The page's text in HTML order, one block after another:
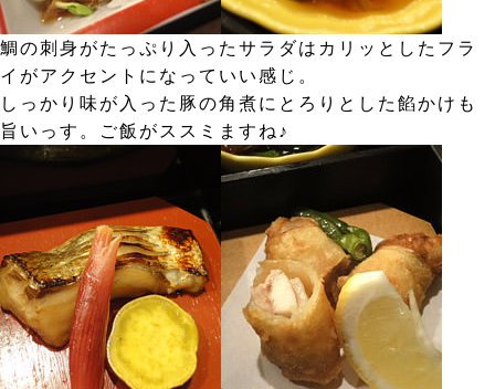
鯛の刺身がたっぷり入ったサラダはカリッとしたフラ
イがアクセントになっていい感じ。
しっかり味が入った豚の角煮にとろりとした餡かけも
旨いっす。ご飯がススミますね♪